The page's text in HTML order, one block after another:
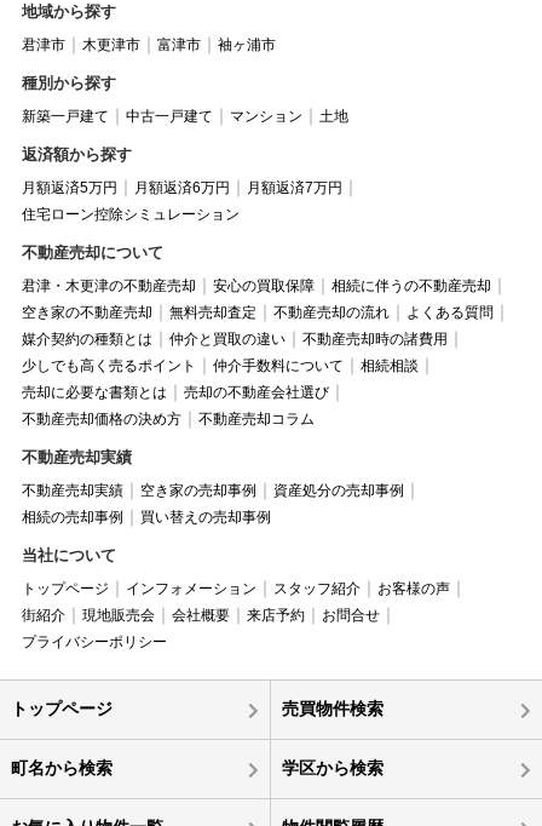
地域から探す
君津市 木更津市 富津市 袖ヶ浦市
種別から探す
新築一戸建て 中古一戸建て マンション 土地
返済額から探す
月額返済5万円 月額返済6万円
月額返済7万円
住宅ローン控除シミュレーション
不動産売却について
君津・木更津の不動産売却 安心の買取保障
相続に伴うの不動産売却
空き家の不動産売却
無料売却査定 不動産売却の流れ
よくある質問
媒介契約の種類とは
仲介と買取の違い
不動産売却時の諸費用
少しでも高く売るポイント
仲介手数料について
相続相談
売却に必要な書類とは
売却の不動産会社選び
不動産売却価格の決め方
不動産売却コラム
不動産売却実績
不動産売却実績 空き家の売却事例
資産処分の売却事例
相続の売却事例
買い替えの売却事例
当社について
トップページ インフォメーション スタッフ紹介
お客様の声
街紹介
現地販売会 会社概要 来店予約
お問合せ
プライバシーポリシー
トップページ 売買物件検索
町名から検索 学区から検索